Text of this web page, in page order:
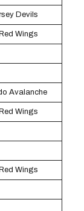
Devils
Wings
Avalanche
Wings
Wings